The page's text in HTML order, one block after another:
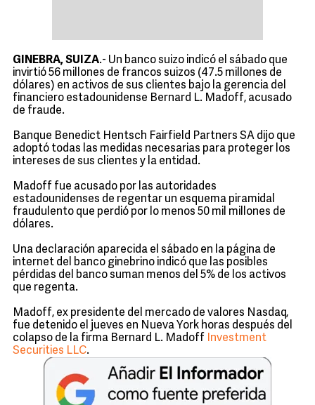
GINEBRA, SUIZA.- Un banco suizo indicó el sábado que
invirtió 56 millones de francos suizos (47.5 millones de
dólares) en activos de sus clientes bajo la gerencia del
financiero estadounidense Bernard L. Madoff, acusado
de fraude.
Banque Benedict Hentsch Fairfield Partners SA dijo que
adoptó todas las medidas necesarias para proteger los
intereses de sus clientes y la entidad.
Madoff fue acusado por las autoridades
estadounidenses de regentar un esquema piramidal
fraudulento que perdió por lo menos 50 mil millones de
dólares.
Una declaración aparecida el sábado en la página de
internet del banco ginebrino indicó que las posibles
pérdidas del banco suman menos del 5% de los activos
que regenta.
Madoff, ex presidente del mercado de valores Nasdaq,
fue detenido el jueves en Nueva York horas después del
colapso de la firma Bernard L. Madoff
Investment
Securities LLC.